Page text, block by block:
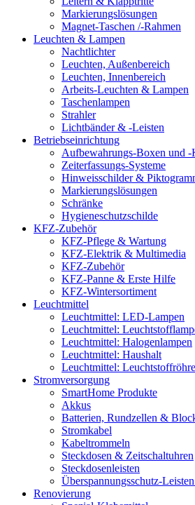
Markierungslösungen
Magnet-Taschen /-Rahmen
Leuchten & Lampen
Nachtlichter
Leuchten, Außenbereich
Leuchten, Innenbereich
Arbeits-Leuchten & Lampen
Taschenlampen
Strahler
Lichtbänder & -Leisten
Betriebseinrichtung
Aufbewahrungs-Boxen und -
Zeiterfassungs-Systeme
Hinweisschilder &
Markierungslösungen
Schränke
Hygieneschutzschilde
KFZ-Zubehör
KFZ-Pflege & Wartung
KFZ-Elektrik & Multimedia
KFZ-Zubehör
KFZ-Panne & Erste Hilfe
KFZ-Wintersortiment
Leuchtmittel
Leuchtmittel: LED-Lampen
Leuchtmittel:
Leuchtmittel: Halogenlampen
Leuchtmittel: Haushalt
Leuchtmittel:
Stromversorgung
SmartHome Produkte
Akkus
Batterien, Rundzellen &
Stromkabel
Kabeltrommeln
Steckdosen & Zeitschaltuhren
Steckdosenleisten
Überspannungsschutz-
Renovierung